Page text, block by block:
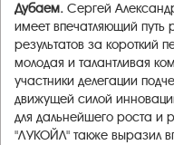
Дубаем. Сергей
имеет впечатляющий путь
результатов за короткий
молодая и талантливая
участники делегации
движущей силой
для дальнейшего роста и
"ЛУКОЙЛ" также выразил